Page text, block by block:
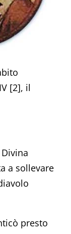
[2], il
a sollevare
presto